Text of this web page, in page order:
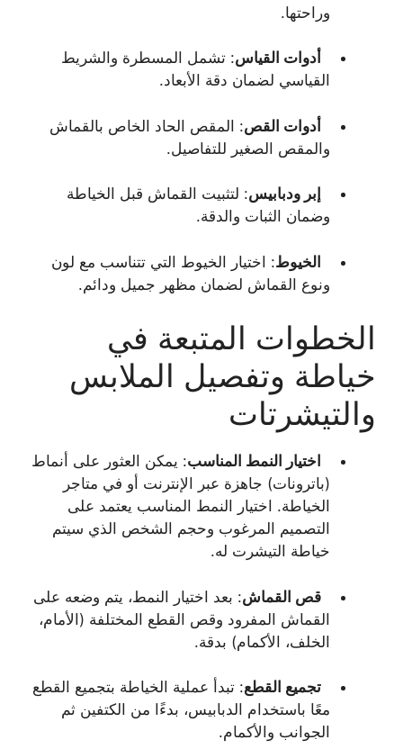
وراحتها.
أدوات القياس: تشمل المسطرة والشريط
القياسي لضمان دقة الأبعاد.
أدوات القص: المقص الحاد الخاص بالقماش
والمقص الصغير للتفاصيل.
إبر ودبابيس: لتثبيت القماش قبل الخياطة
وضمان الثبات والدقة.
الخيوط: اختيار الخيوط التي تتناسب مع لون
ونوع القماش لضمان مظهر جميل ودائم.
الخطوات المتبعة في
خياطة وتفصيل الملابس
والتيشرتات
اختيار النمط المناسب: يمكن العثور على أنماط
(باترونات) جاهزة عبر الإنترنت أو في متاجر
الخياطة. اختيار النمط المناسب يعتمد على
التصميم المرغوب وحجم الشخص الذي سيتم
خياطة التيشرت له.
قص القماش: بعد اختيار النمط، يتم وضعه على
القماش المفرود وقص القطع المختلفة (الأمام،
الخلف، الأكمام) بدقة.
تجميع القطع: تبدأ عملية الخياطة بتجميع القطع
معًا باستخدام الدبابيس، بدءًا من الكتفين ثم
الجوانب والأكمام.